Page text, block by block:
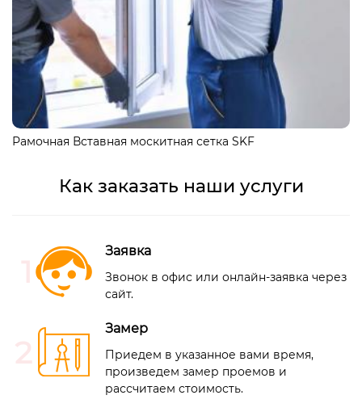
Рамочная Вставная москитная сетка SKF
Как заказать наши услуги
Заявка
Звонок в офис или онлайн-заявка через
сайт.
Замер
Приедем в указанное вами время,
произведем замер проемов и
рассчитаем стоимость.